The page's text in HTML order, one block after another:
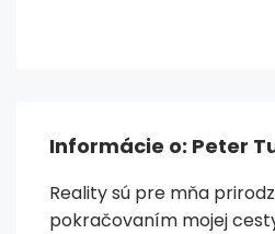
Informácie o: Peter
Reality sú pre mňa
pokračovaním mojej